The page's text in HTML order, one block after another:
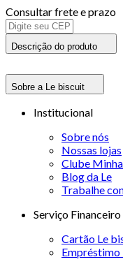
Consultar frete e prazo
Descrição do produto
Sobre a Le biscuit
Institucional
Sobre nós
Nossas lojas
Clube
Blog da Le
Trabalhe
Serviço Financeiro
Cartão Le